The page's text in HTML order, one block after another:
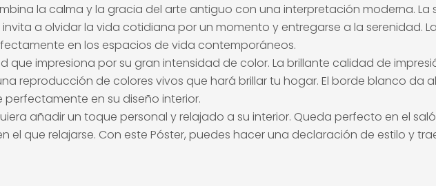
la calma y la gracia del arte antiguo con una interpretación moderna. La
a olvidar la vida cotidiana por un momento y entregarse a la serenidad.
en los espacios de vida contemporáneos.
que impresiona por su gran intensidad de color. La brillante calidad de
reproducción de colores vivos que hará brillar tu hogar. El borde blanco da
en su diseño interior.
añadir un toque personal y relajado a su interior. Queda perfecto en el
que relajarse. Con este Póster, puedes hacer una declaración de estilo y